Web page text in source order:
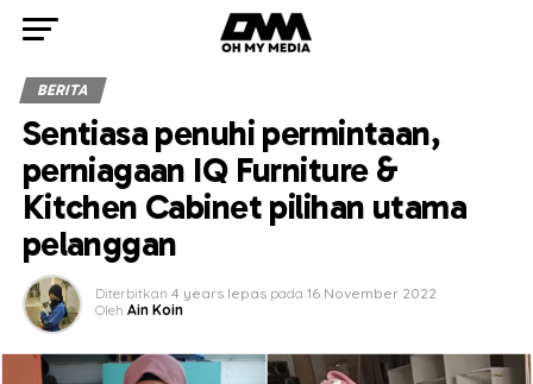
BERITA
Sentiasa penuhi permintaan,
perniagaan IQ Furniture &
Kitchen Cabinet pilihan utama
pelanggan
Diterbitkan 4 years lepas pada 16 November 2022
Oleh Ain Koin